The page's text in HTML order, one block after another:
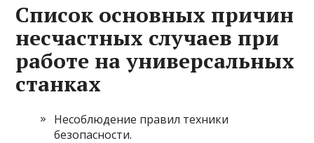
Список основных причин
несчастных случаев при
работе на универсальных
станках
Несоблюдение правил техники
безопасности.